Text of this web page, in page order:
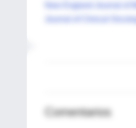
New England Journal of
Journal of Clinical
Comentarios